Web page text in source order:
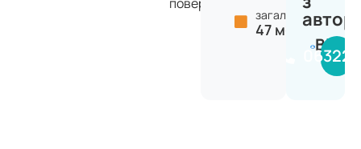
загальна:
47 м²